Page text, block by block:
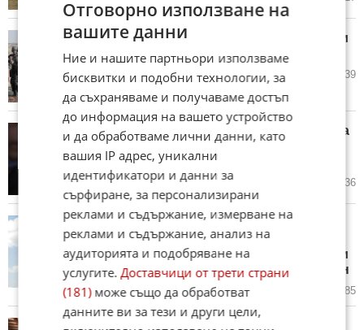
Срещата на годината! Ердоган и
Асад ще преговарят в Москва?
02.12.2022 3 239
Предупреждение: Избягвайте да
пътувате до Турция поради
възможни терористични атаки
30.11.2022 3 236
Затишие пред буря в Сирия!
Подкрепяните от САЩ сили
поискаха Вашингтон да отправи
по-силно послание към Ердоган
29.11.2022 2 485
Отговорно използване на
вашите данни
Ние и нашите партньори използваме
бисквитки и подобни технологии, за
да съхраняваме и получаваме достъп
до информация на вашето устройство
и да обработваме лични данни, като
вашия IP адрес, уникални
идентификатори и данни за
сърфиране, за персонализирани
реклами и съдържание, измерване на
реклами и съдържание, анализ на
аудиторията и подобряване на
услугите.Доставчици от трети страни
(181)може също да обработват
данните ви за тези и други цели,